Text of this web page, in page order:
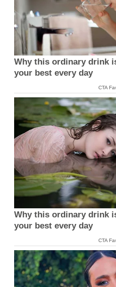
Why this ordinary drink
your best every day
CTA
Why this ordinary drink
your best every day
CTA